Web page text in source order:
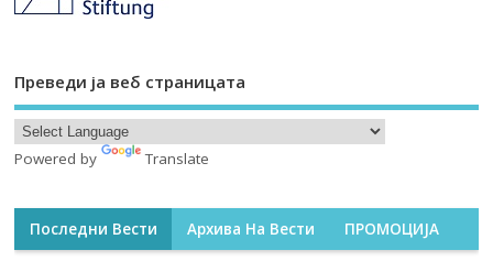
Преведи ја веб страницата
Powered by Translate
Последни Вести Архива На Вести ПРОМОЦИЈА